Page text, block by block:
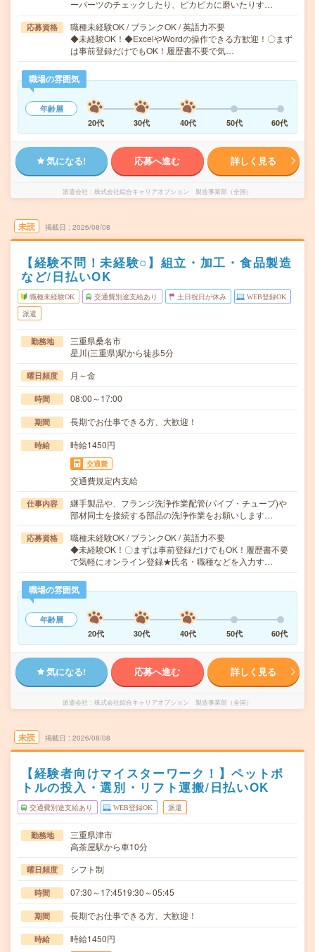
ーパーツのチェックしたり、ピカピカに磨いたりす…
応募資格
職種未経験OK / ブランクOK / 英語力不要
◆未経験OK！◆ExcelやWordの操作できる方歓迎！〇まず
は事前登録だけでもOK！履歴書不要で気…
職場の雰囲気
年齢層
20代
30代 40代 50代 60代
気になる! 応募へ進む 詳しく見る
派遣会社 株式会社綜合キャリアオプション 製造事業部（全国）
未読 掲載日 2026/08/08
【経験不問！未経験○】組立・加工・食品製造
など/日払いOK
職種未経験OK 交通費別途支給あり 土日祝日が休み WEB登録OK
派遣
勤務地
三重県桑名市
星川(三重県)駅から徒歩5分
曜日頻度 月～金
時間 08:00～17:00
期間 長期でお仕事できる方、大歓迎！
時給 時給1450円
交通費
交通費規定内支給
仕事内容
継手製品や、フランジ洗浄作業配管(パイプ・チューブ)や
部材同士を接続する部品の洗浄作業をお願いします…
応募資格
職種未経験OK / ブランクOK / 英語力不要
◆未経験OK！〇まずは事前登録だけでもOK！履歴書不要
で気軽にオンライン登録★氏名・職種などを入力す…
職場の雰囲気
年齢層
20代
30代 40代 50代 60代
気になる! 応募へ進む 詳しく見る
派遣会社 株式会社綜合キャリアオプション 製造事業部（全国）
未読 掲載日 2026/08/08
【経験者向けマイスターワーク！】ペットボ
トルの投入・選別・リフト運搬/日払いOK
交通費別途支給あり WEB登録OK 派遣
勤務地
三重県津市
高茶屋駅から車10分
曜日頻度 シフト制
時間 07:30～17:4519:30～05:45
期間 長期でお仕事できる方、大歓迎！
時給 時給1450円